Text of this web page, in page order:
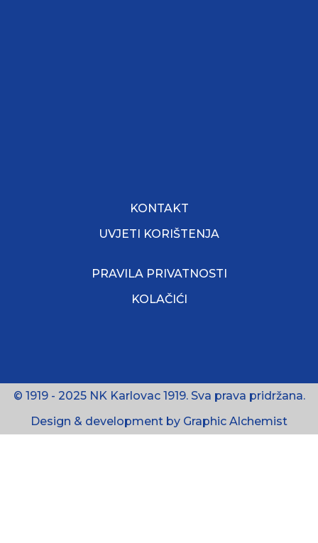
KONTAKT
UVJETI KORIŠTENJA
PRAVILA PRIVATNOSTI
KOLAČIĆI
© 1919 - 2025 NK Karlovac 1919. Sva prava pridržana.
Design & development by Graphic Alchemist